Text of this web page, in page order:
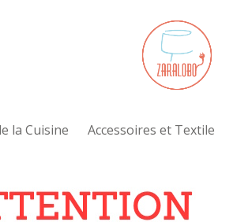
la Cuisine Accessoires et Textile